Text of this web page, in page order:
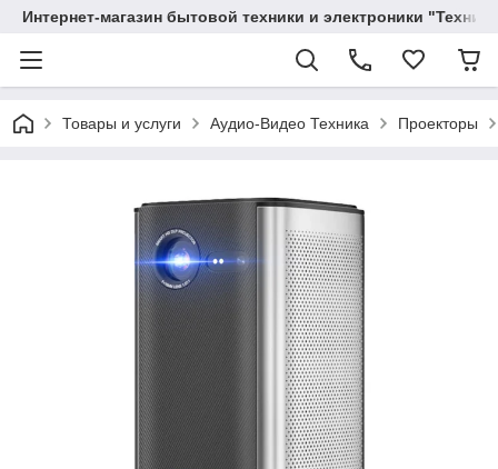
Интернет-магазин бытовой техники и электроники
Товары и услуги Аудио-Видео Техника Проекторы